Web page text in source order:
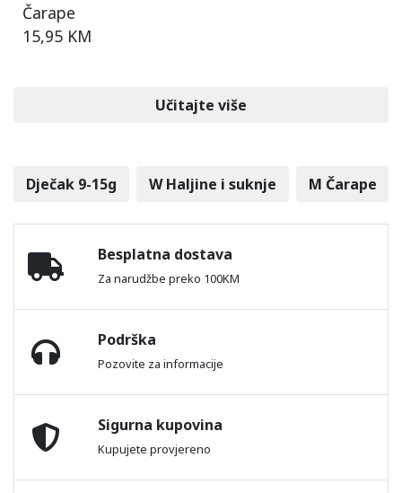
Čarape
15,95 KM
Učitajte više
Dječak 9-15g W Haljine i suknje M Čarape
Besplatna dostava
Za narudžbe preko 100KM
Podrška
Pozovite za informacije
Sigurna kupovina
Kupujete provjereno